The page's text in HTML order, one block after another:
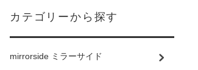
カテゴリーから探す
mirrorside ミラーサイド